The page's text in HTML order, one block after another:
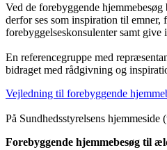
Ved de forebyggende
derfor ses som inspiration til
forebyggelseskonsulenter samt
En referencegruppe med
bidraget med rådgivning og
Vejledning til forebyggende
På Sundhedsstyrelsens
Forebyggende hjemmebesøg til